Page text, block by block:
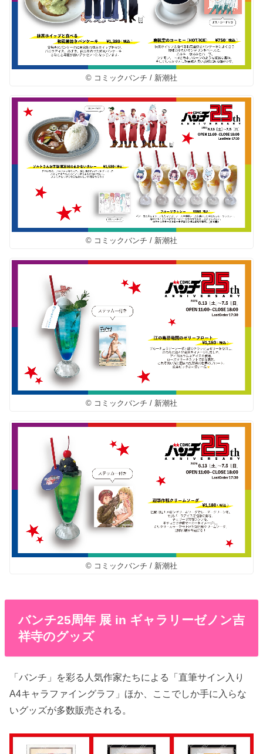
© コミックバンチ / 新潮社
© コミックバンチ / 新潮社
© コミックバンチ / 新潮社
© コミックバンチ / 新潮社
バンチ25周年 展 in ギャラリーゼノン吉
祥寺のグッズ
「バンチ」を彩る人気作家たちによる「直筆サイン入り
A4キャラファイングラフ」ほか、ここでしか手に入らな
いグッズが多数販売される。